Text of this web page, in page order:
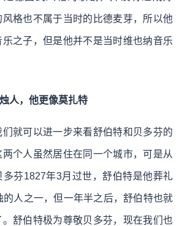
格也不属于当时的比德麦芽，所以他
之子，但是他并不是当时维也纳音乐
人，他更像莫扎特
就可以进一步来看舒伯特和贝多芬的
个人虽然居住在同一个城市，可是从
多芬1827年3月过世，舒伯特是他葬礼
的人之一，但一年半之后，舒伯特也就
。舒伯特极为尊敬贝多芬，现在我们也